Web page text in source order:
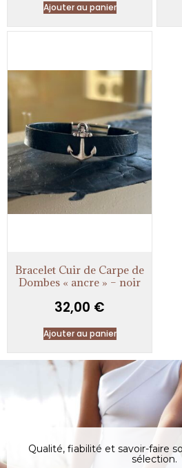
Ajouter au panier
Bracelet Cuir de Carpe de
Dombes « ancre » – noir
32,00 €
Ajouter au panier
Qualité, fiabilité et savoir-faire
sélection.